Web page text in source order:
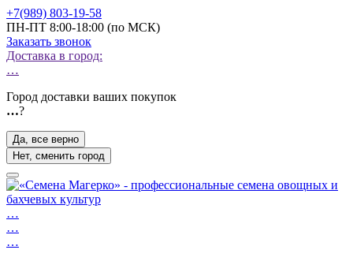
+7(989) 803-19-58
ПН-ПТ 8:00-18:00 (по МСК)
Заказать звонок
Доставка в город:
…
Город доставки ваших покупок
…?
Да, все верно
Нет, сменить город
…
…
…